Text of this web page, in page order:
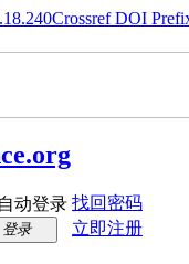
Crossref DOI
自动登录 找回密码
登录
立即注册